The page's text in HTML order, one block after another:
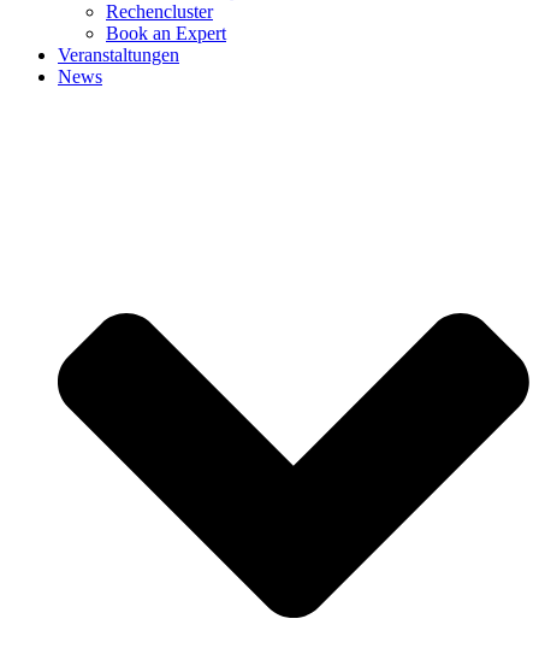
Rechencluster​
Book an Expert
Veranstaltungen
News